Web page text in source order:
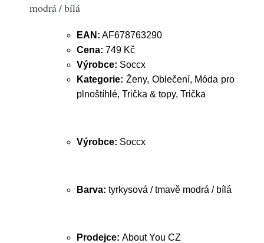
modrá / bílá
EAN: AF678763290
Cena: 749 Kč
Výrobce: Soccx
Kategorie: Ženy, Oblečení, Móda pro
plnoštíhlé, Trička & topy, Trička
Výrobce: Soccx
Barva: tyrkysová / tmavě modrá / bílá
Prodejce: About You CZ